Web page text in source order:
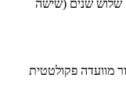
שלוש שנים (שישה
מוועדה פקולטטית